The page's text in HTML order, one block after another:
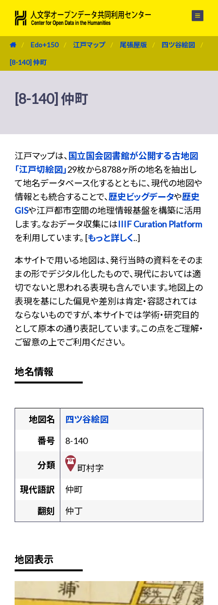
Edo+150 江戸マップ 尾張屋版 四ツ谷絵図
[8-140] 仲町
[8-140] 仲町
江戸マップは、 国立国会図書館が公開する古地図
「江戸切絵図」29枚から8788ヶ所の地名を抽出し
て地名データベース化するとともに、現代の地図や
情報とも統合することで、歴史ビッグデータや歴史
GISや江戸都市空間の地理情報基盤を構築に活用
します。なおデータ収集にはIIIF Curation Platform
を利用しています。 [もっと詳しく..]
本サイトで用いる地図は、発行当時の資料をそのま
まの形でデジタル化したもので、現代においては適
切でないと思われる表現も含んでいます。地図上の
表現を基にした偏見や差別は肯定・容認されては
ならないものですが、本サイトでは学術・研究目的
として原本の通り表記しています。この点をご理解・
ご留意の上でご利用ください。
地名情報
地図名
四ツ谷絵図
番号
8-140
分類
町村字
現代語訳
仲町
翻刻
仲丁
地図表示
+